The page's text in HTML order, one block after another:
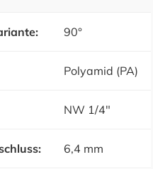
90°
Polyamid (PA)
NW 1/4"
6,4 mm